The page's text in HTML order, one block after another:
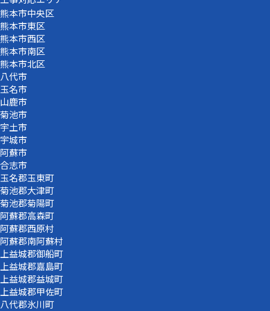
熊本市中央区
熊本市東区
熊本市西区
熊本市南区
熊本市北区
八代市
玉名市
山鹿市
菊池市
宇土市
宇城市
阿蘇市
合志市
玉名郡玉東町
菊池郡大津町
菊池郡菊陽町
阿蘇郡高森町
阿蘇郡西原村
阿蘇郡南阿蘇村
上益城郡御船町
上益城郡嘉島町
上益城郡益城町
上益城郡甲佐町
八代郡氷川町